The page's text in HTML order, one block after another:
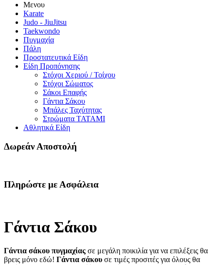
Μενου
Karate
Judo - JiuJitsu
Taekwondo
Πυγμαχία
Πάλη
Προστατευτικά Είδη
Είδη Προπόνησης
Στόχοι Χεριού / Τοίχου
Στόχοι Σώματος
Σάκοι Επαφής
Γάντια Σάκου
Μπάλες Ταχύτητας
Στρώματα TATAMI
Αθλητικά Είδη
Δωρεάν Αποστολή
Πληρώστε με Ασφάλεια
Γάντια Σάκου
Γάντια σάκου πυγμαχίας σε μεγάλη ποικιλία για να επιλέξεις θα
βρεις μόνο εδώ! Γάντια σάκου σε τιμές προσιτές για όλους θα